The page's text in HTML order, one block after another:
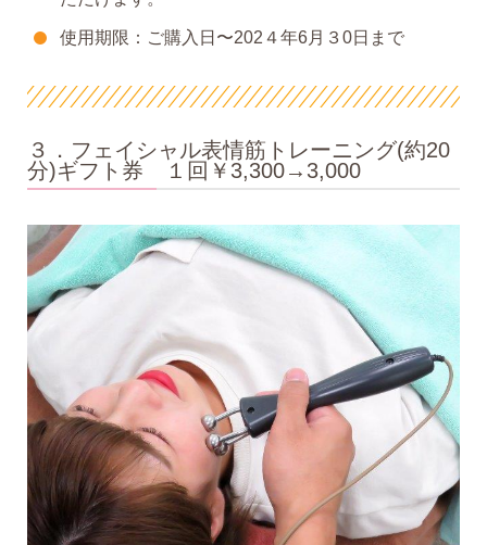
使用期限：ご購入日〜202４年6月３0日まで
３．フェイシャル表情筋トレーニング(約20
分)ギフト券 １回￥3,300→3,000